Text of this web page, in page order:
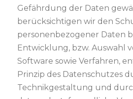
Gefährdung der Daten
berücksichtigen wir den
personenbezogener Daten
Entwicklung, bzw. Auswahl
Software sowie Verfahren,
Prinzip des Datenschutzes
Technikgestaltung und